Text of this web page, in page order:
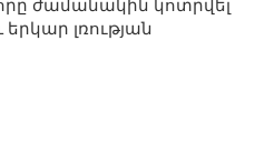
ժամանակին կոտրվել
երկար լռության